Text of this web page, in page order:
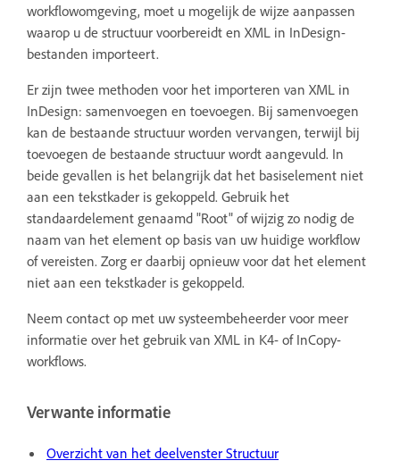
workflowomgeving, moet u mogelijk de wijze aanpassen
waarop u de structuur voorbereidt en XML in InDesign-
bestanden importeert.
Er zijn twee methoden voor het importeren van XML in
InDesign: samenvoegen en toevoegen. Bij samenvoegen
kan de bestaande structuur worden vervangen, terwijl bij
toevoegen de bestaande structuur wordt aangevuld. In
beide gevallen is het belangrijk dat het basiselement niet
aan een tekstkader is gekoppeld. Gebruik het
standaardelement genaamd "Root" of wijzig zo nodig de
naam van het element op basis van uw huidige workflow
of vereisten. Zorg er daarbij opnieuw voor dat het element
niet aan een tekstkader is gekoppeld.
Neem contact op met uw systeembeheerder voor meer
informatie over het gebruik van XML in K4- of InCopy-
workflows.
Verwante informatie
Overzicht van het deelvenster Structuur